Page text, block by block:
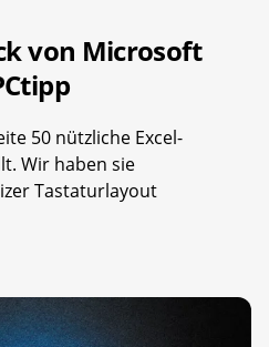
von Microsoft
50 nützliche Excel-
Wir haben sie
Tastaturlayout